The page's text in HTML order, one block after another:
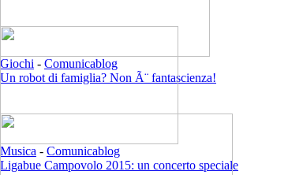
Giochi - Comunicablog
Un robot di famiglia? Non Ã¨ fantascienza!
Musica - Comunicablog
Ligabue Campovolo 2015: un concerto speciale